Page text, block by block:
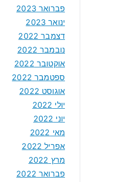
פברואר 2023
ינואר 2023
דצמבר 2022
נובמבר 2022
אוקטובר 2022
ספטמבר 2022
אוגוסט 2022
יולי 2022
יוני 2022
מאי 2022
אפריל 2022
מרץ 2022
פברואר 2022